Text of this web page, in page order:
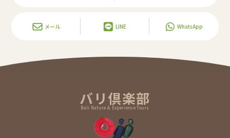
メール LINE WhatsApp
バリ倶楽部
Bali Nature & Experience Tours